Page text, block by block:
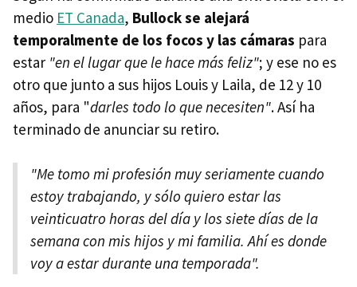
medio ET Canada, Bullock se alejará
temporalmente de los focos y las cámaras para
estar "en el lugar que le hace más feliz"; y ese no es
otro que junto a sus hijos Louis y Laila, de 12 y 10
años, para "darles todo lo que necesiten". Así ha
terminado de anunciar su retiro.
"Me tomo mi profesión muy seriamente cuando
estoy trabajando, y sólo quiero estar las
veinticuatro horas del día y los siete días de la
semana con mis hijos y mi familia. Ahí es donde
voy a estar durante una temporada".